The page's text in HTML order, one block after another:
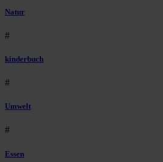
Natur
#
kinderbuch
#
Umwelt
#
Essen